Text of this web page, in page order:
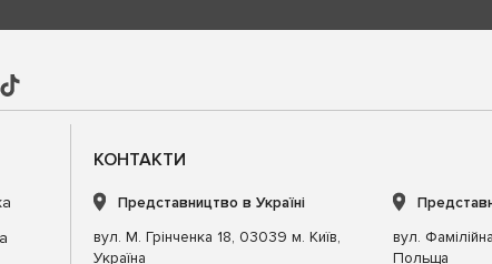
КОНТАКТИ
Представництво в Україні
вул. М. Грінченка 18, 03039 м. Київ,
Україна
вул.
Польща